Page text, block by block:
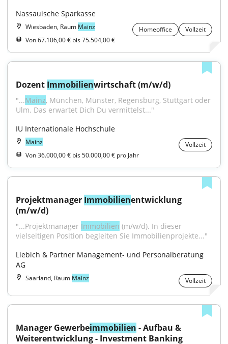
Nassauische Sparkasse
Wiesbaden, Raum Mainz Homeoffice
Vollzeit
Von 67.106,00 € bis 75.504,00 €
Dozent Immobilienwirtschaft (m/w/d)
"...Mainz, München, Münster, Regensburg, Stuttgart oder
Ulm. Das erwartet Dich Du vermittelst..."
IU Internationale Hochschule
Mainz
Vollzeit
Von 36.000,00 € bis 50.000,00 € pro Jahr
Projektmanager Immobilienentwicklung
(m/w/d)
"...Projektmanager Immobilien (m/w/d). In dieser
vielseitigen Position begleiten Sie Immobilienprojekte..."
Liebich & Partner Management- und Personalberatung
AG
Saarland, Raum Mainz Vollzeit
Manager Gewerbeimmobilien - Aufbau &
Weiterentwicklung - Investment Banking